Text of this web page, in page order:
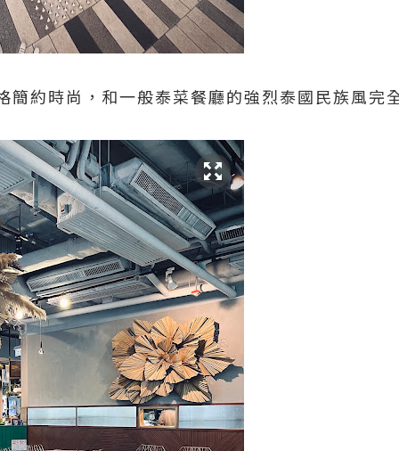
簡約時尚，和一般泰菜餐廳的強烈泰國民族風完